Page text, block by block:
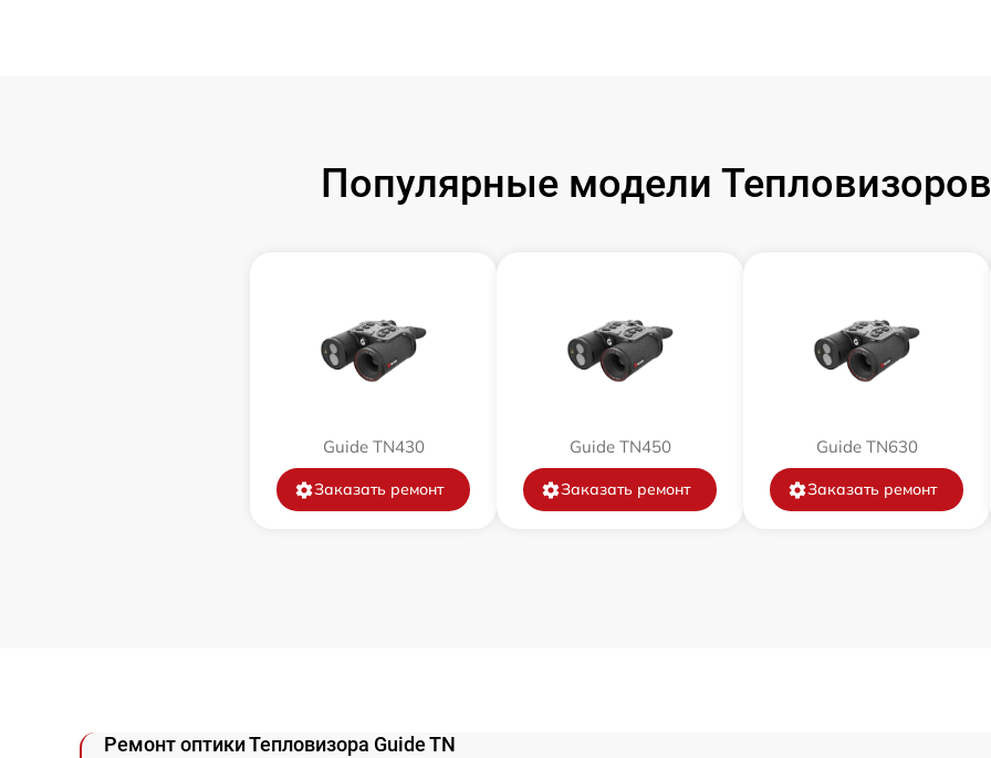
Прошивка (Обновление ПО)
Восстановление после попадания влаги от 60 мин
Популярные модели
Guide TN430
Заказать ремонт
Guide TN450
Заказать ремонт
Guide TN630
Заказать ремонт
Ремонт оптики Тепловизора Guide TN